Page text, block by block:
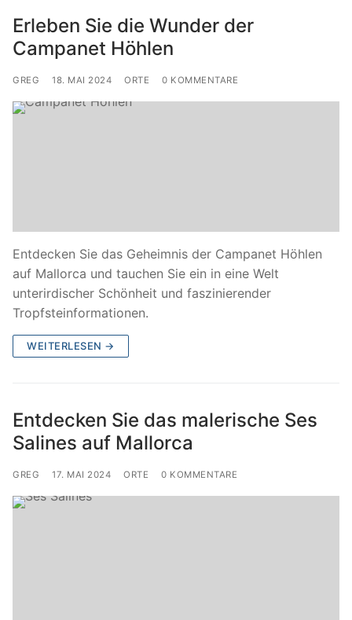
Erleben Sie die Wunder der
Campanet Höhlen
GREG 18. MAI 2024 ORTE 0 KOMMENTARE
Entdecken Sie das Geheimnis der Campanet Höhlen
auf Mallorca und tauchen Sie ein in eine Welt
unterirdischer Schönheit und faszinierender
Tropfsteinformationen.
WEITERLESEN →
Entdecken Sie das malerische Ses
Salines auf Mallorca
GREG 17. MAI 2024 ORTE 0 KOMMENTARE